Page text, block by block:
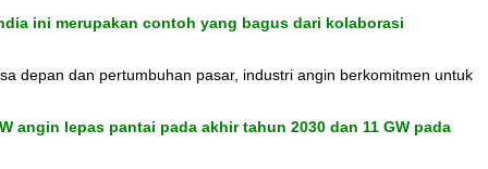
ini merupakan contoh yang bagus dari kolaborasi
depan dan pertumbuhan pasar, industri angin berkomitmen untuk
angin lepas pantai pada akhir tahun 2030 dan 11 GW pada